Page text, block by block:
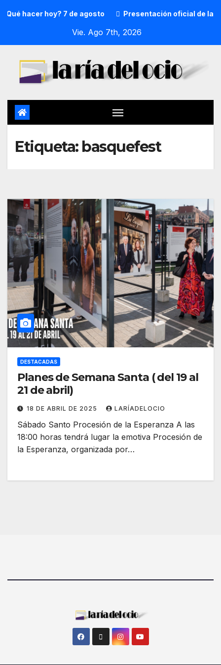
hacer hoy? 7 de agosto Presentación oficial de la
Vie. Ago 7th, 2026
Etiqueta: basquefest
DESTACADAS
Planes de Semana Santa ( del 19 al
21 de abril)
18 DE ABRIL DE 2025 LARÍADELOCIO
Sábado Santo Procesión de la Esperanza A las
18:00 horas tendrá lugar la emotiva Procesión de
la Esperanza, organizada por…